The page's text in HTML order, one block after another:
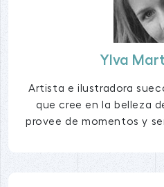
Ylva
Artista e ilustradora
que cree en la belleza
provee de momentos y